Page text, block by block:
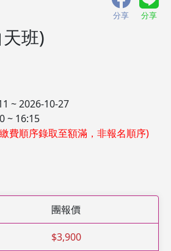
分享 分享
班)
~ 2026-10-27
~ 16:15
費順序錄取至額滿，非報名順序)
團報價
$3,900